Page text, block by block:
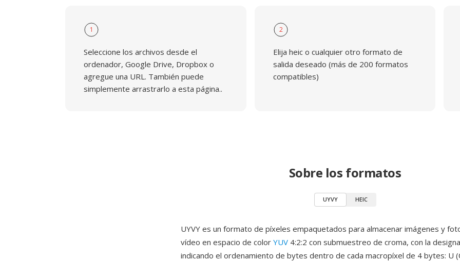
1
Seleccione los archivos desde el
ordenador, Google Drive, Dropbox o
agregue una URL. También puede
simplemente arrastrarlo a esta página..
2
Elija heic o cualquier otro formato de
salida deseado (más de 200 formatos
compatibles)
Sobre los formatos
UYVY HEIC
UYVY es un formato de píxeles empaquetados para almacenar imágenes y
vídeo en espacio de color YUV 4:2:2 con submuestreo de croma, con la
indicando el ordenamiento de bytes dentro de cada macropíxel de 4 bytes: U